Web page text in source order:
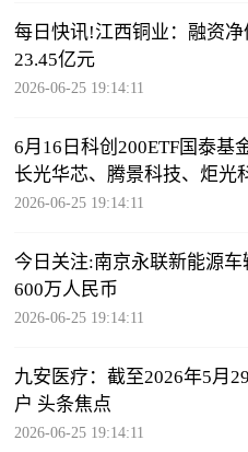
每日快讯!江西铜业：融资
23.45亿元
2026-06-25 19:14:11
6月16日科创200ETF国泰基
长光华芯、腾景科技、炬光
2026-06-25 19:14:11
今日关注:南京永联新能源
600万人民币
2026-06-25 19:14:11
九安医疗：截至2026年5月
户 头条焦点
2026-06-25 19:14:11